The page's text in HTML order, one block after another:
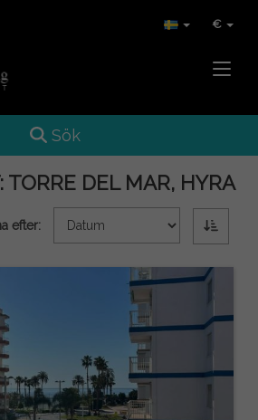
€
Toggle navigation
Sök
TORRE DEL MAR, HYRA
efter: